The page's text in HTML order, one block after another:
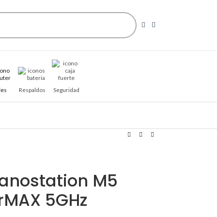
Respaldos Seguridad
M5
5GHz